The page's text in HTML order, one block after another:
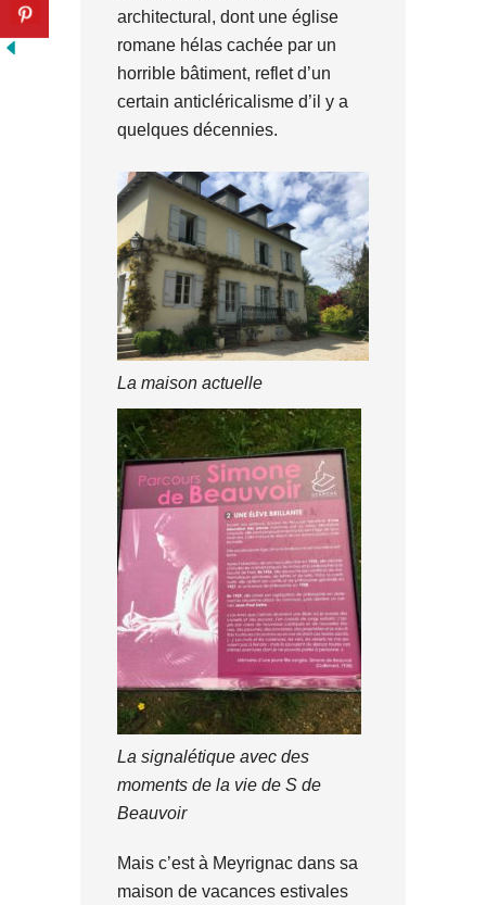
architectural, dont une église
romane hélas cachée par un
horrible bâtiment, reflet d’un
certain anticléricalisme d’il y a
quelques décennies.
La maison actuelle
La signalétique avec des
moments de la vie de S de
Beauvoir
Mais c’est à Meyrignac dans sa
maison de vacances estivales